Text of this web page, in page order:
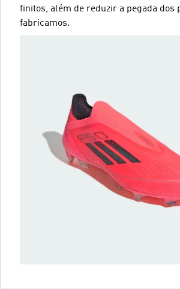
finitos, além de reduzir a pegada dos
fabricamos.